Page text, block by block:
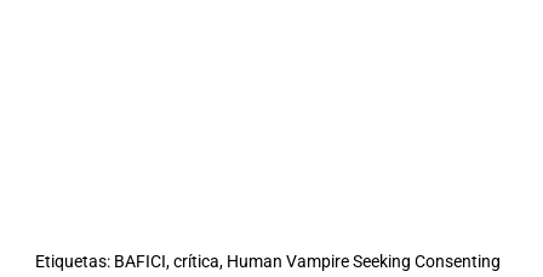
Etiquetas: BAFICI,crítica, Human Vampire Seeking Consenting